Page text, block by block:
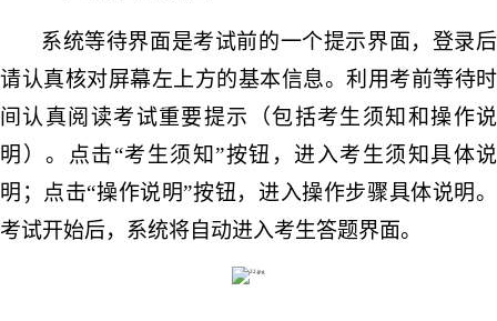
系统等待界面是考试前的一个提示界面，登录后
请认真核对屏幕左上方的基本信息。利用考前等待时
间认真阅读考试重要提示（包括考生须知和操作说
明）。点击“考生须知”按钮，进入考生须知具体说
明；点击“操作说明”按钮，进入操作步骤具体说明。
考试开始后，系统将自动进入考生答题界面。